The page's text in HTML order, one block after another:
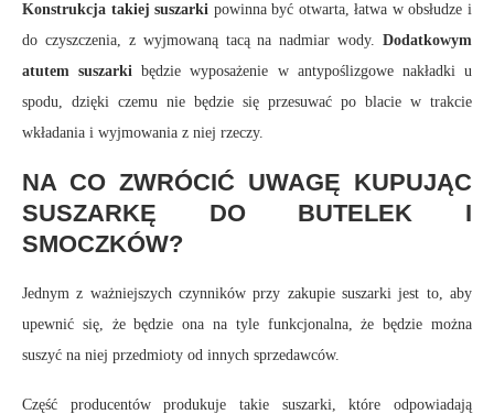
Konstrukcja takiej suszarki powinna być otwarta, łatwa w obsłudze i
do czyszczenia, z wyjmowaną tacą na nadmiar wody. Dodatkowym
atutem suszarki będzie wyposażenie w antypoślizgowe nakładki u
spodu, dzięki czemu nie będzie się przesuwać po blacie w trakcie
wkładania i wyjmowania z niej rzeczy.
NA CO ZWRÓCIĆ UWAGĘ KUPUJĄC
SUSZARKĘ DO BUTELEK I
SMOCZKÓW?
Jednym z ważniejszych czynników przy zakupie suszarki jest to, aby
upewnić się, że będzie ona na tyle funkcjonalna, że będzie można
suszyć na niej przedmioty od innych sprzedawców.
Część producentów produkuje takie suszarki, które odpowiadają